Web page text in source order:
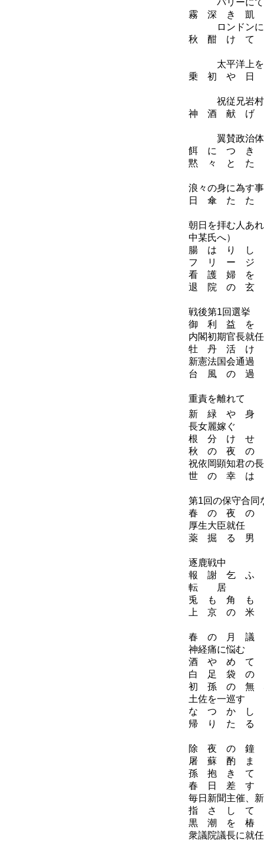
パリーにて
霧 深 き 凱
ロンドンに
秋 酣 け て
太平洋上を
乗 初 や 日
祝従兄岩村
神 酒 献 げ
翼賛政治体制
餌 に つ き
黙 々 と た
浪々の身に為す
日 傘 た た
朝日を拝む人あ
中某氏へ）
腸 は り し
フ リ ー ジ
看 護 婦 を
退 院 の 玄
戦後第1回選挙
御 利 益 を
内閣初期官長就任
牡 丹 活 け
新憲法国会通過
台 風 の 過
重責を離れて
新 緑 や
長女麗嫁ぐ
根 分 け せ
秋 の 夜 の
祝依岡顕知君の
世 の 幸 は
第1回の保守合同
春 の 夜 の
厚生大臣就任
薬 掘 る 男
逐鹿戦中
報 謝 乞 ふ
転 居
兎 も 角 も
上 京 の
春 の 月 議
神経痛に悩む
酒 や め て
白 足 袋 の
初 孫 の 無
土佐を一巡す
な つ か し
帰 り た る
除 夜 の 鐘
屠 蘇 酌 ま
孫 抱 き て
春 日 差 す
毎日新聞主催、
指 さ し て
黒 潮 を 椿
衆議院議長に就任